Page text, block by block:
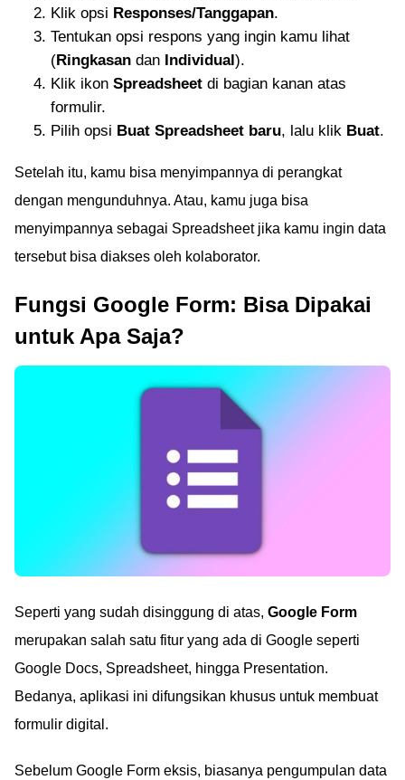
Klik opsi Responses/Tanggapan.
Tentukan opsi respons yang ingin kamu lihat
(Ringkasan dan Individual).
Klik ikon Spreadsheet di bagian kanan atas
formulir.
Pilih opsi Buat Spreadsheet baru, lalu klik Buat.
Setelah itu, kamu bisa menyimpannya di perangkat
dengan mengunduhnya. Atau, kamu juga bisa
menyimpannya sebagai Spreadsheet jika kamu ingin data
tersebut bisa diakses oleh kolaborator.
Fungsi Google Form: Bisa Dipakai
untuk Apa Saja?
Seperti yang sudah disinggung di atas, Google Form
merupakan salah satu fitur yang ada di Google seperti
Google Docs, Spreadsheet, hingga Presentation.
Bedanya, aplikasi ini difungsikan khusus untuk membuat
formulir digital.
Sebelum Google Form eksis, biasanya pengumpulan data